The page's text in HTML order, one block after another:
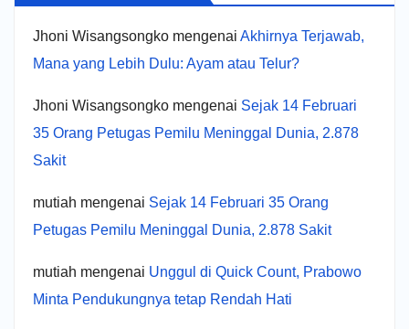
Jhoni Wisangsongko mengenai Akhirnya Terjawab,
Mana yang Lebih Dulu: Ayam atau Telur?
Jhoni Wisangsongko mengenai Sejak 14 Februari
35 Orang Petugas Pemilu Meninggal Dunia, 2.878
Sakit
mutiah mengenai Sejak 14 Februari 35 Orang
Petugas Pemilu Meninggal Dunia, 2.878 Sakit
mutiah mengenai Unggul di Quick Count, Prabowo
Minta Pendukungnya tetap Rendah Hati